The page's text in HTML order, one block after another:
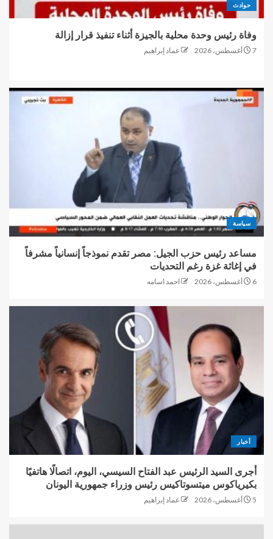
حوادث
وفاة رئيس وحدة محلية بالجيزة أثناء تنفيذ قرار إزالة
7 أغسطس، 2026 عماد إبراهيم
سياسة
مساعد رئيس حزب الجيل: مصر تقدم نموذجاً إنسانياً مشرفاً
في إغاثة غزة رغم التحديات
6 أغسطس، 2026 احمد اسامه
أخبار
أجرى السيد الرئيس عبد الفتاح السيسي، اليوم، اتصالًا هاتفيًا
بكيرياكوس ميتسوتاكيس رئيس وزراء جمهورية اليونان
5 أغسطس، 2026 عماد إبراهيم